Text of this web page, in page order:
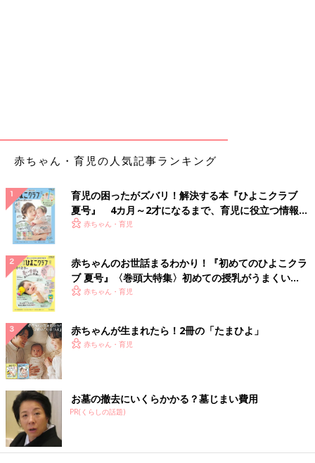
赤ちゃん・育児の人気記事ランキング
育児の困ったがズバリ！解決する本『ひよこクラブ
夏号』 4カ月～2才になるまで、育児に役立つ情報が
いっぱい！
赤ちゃん・育児
赤ちゃんのお世話まるわかり！『初めてのひよこクラ
ブ 夏号』〈巻頭大特集〉初めての授乳がうまくい
く！ おっぱい・ミルクの基本と夏のトラブル 解決テ
赤ちゃん・育児
赤ちゃんが生まれたら！2冊の「たまひよ」
赤ちゃん・育児
お墓の撤去にいくらかかる？墓じまい費用
PR(くらしの話題)